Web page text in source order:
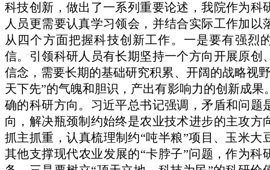
科技创新，做出了一系列重要论述，我院作为科
人员更需要认真学习领会，并结合实际工作加以
从四个方面把握科技创新工作。一是要有强烈
信。引领科研人员有长期坚持一个方向开展原创
信念，需要长期的基础研究积累、开阔的战略视
天下先”的气魄和胆识，产出有影响力的创新成果
确的科研方向。习近平总书记强调，矛盾和问题
向，解决瓶颈制约始终是农业技术进步的主攻方
抓主抓重，认真梳理制约“吨半粮”项目、玉米大
其他支撑现代农业发展的“卡脖子”问题，作为科